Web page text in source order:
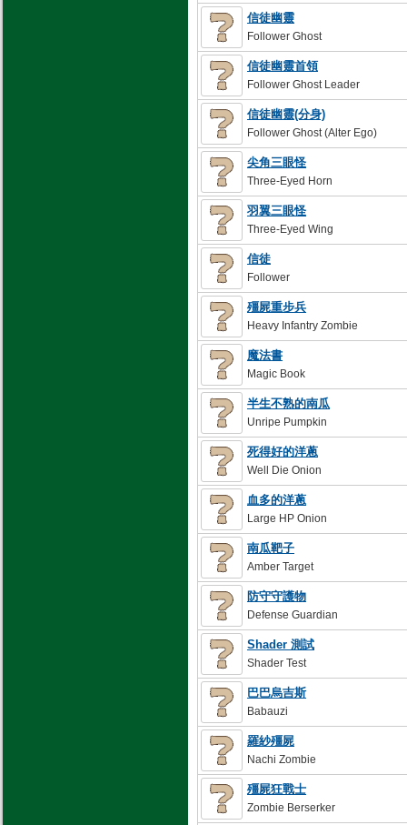
信徒幽靈
Follower Ghost
信徒幽靈首領
Follower Ghost Leader
信徒幽靈(分身)
Follower Ghost (Alter Ego)
尖角三眼怪
Three-Eyed Horn
羽翼三眼怪
Three-Eyed Wing
信徒
Follower
殭屍重步兵
Heavy Infantry Zombie
魔法書
Magic Book
半生不熟的南瓜
Unripe Pumpkin
死得好的洋蔥
Well Die Onion
血多的洋蔥
Large HP Onion
南瓜靶子
Amber Target
防守守護物
Defense Guardian
Shader 測試
Shader Test
巴巴烏吉斯
Babauzi
羅紗殭屍
Nachi Zombie
殭屍狂戰士
Zombie Berserker